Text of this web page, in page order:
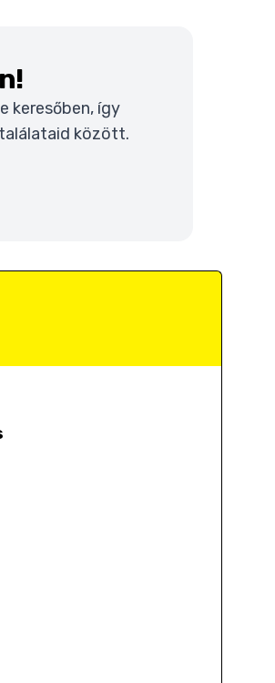
keresőben, így
között.